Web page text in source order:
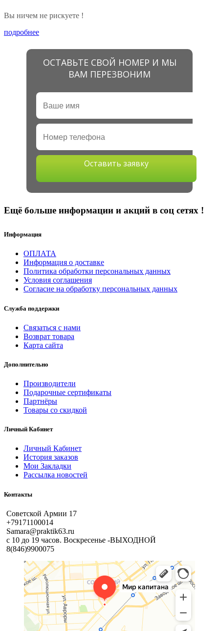
Вы ничем не рискуете !
подробнее
ОСТАВЬТЕ СВОЙ НОМЕР И МЫ
ВАМ ПЕРЕЗВОНИМ
Оставить заявку
Ещё больше информации и акций в соц сетях !
Информация
ОПЛАТА
Информация о доставке
Политика обработки персональных данных
Условия соглашения
Согласие на обработку персональных данных
Служба поддержки
Связаться с нами
Возврат товара
Карта сайта
Дополнительно
Производители
Подарочные сертификаты
Партнёры
Товары со скидкой
Личный Кабинет
Личный Кабинет
История заказов
Мои Закладки
Рассылка новостей
Контакты
Советской Армии 17
+79171100014
Samara@praktik63.ru
с 10 до 19 часов. Воскресенье -ВЫХОДНОЙ
8(846)9900075